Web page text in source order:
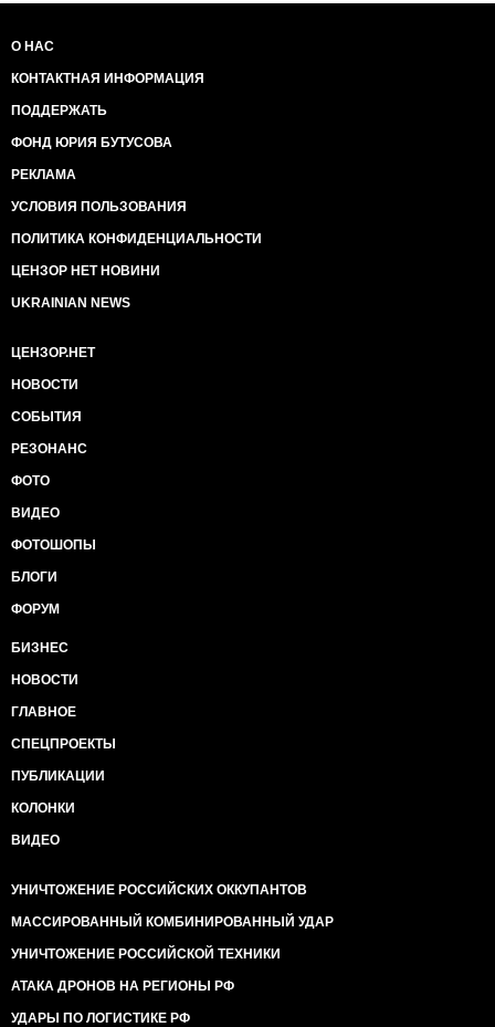
О НАС
КОНТАКТНАЯ ИНФОРМАЦИЯ
ПОДДЕРЖАТЬ
ФОНД ЮРИЯ БУТУСОВА
РЕКЛАМА
УСЛОВИЯ ПОЛЬЗОВАНИЯ
ПОЛИТИКА КОНФИДЕНЦИАЛЬНОСТИ
ЦЕНЗОР НЕТ НОВИНИ
UKRAINIAN NEWS
ЦЕНЗОР.НЕТ
НОВОСТИ
СОБЫТИЯ
РЕЗОНАНС
ФОТО
ВИДЕО
ФОТОШОПЫ
БЛОГИ
ФОРУМ
БИЗНЕС
НОВОСТИ
ГЛАВНОЕ
СПЕЦПРОЕКТЫ
ПУБЛИКАЦИИ
КОЛОНКИ
ВИДЕО
УНИЧТОЖЕНИЕ РОССИЙСКИХ ОККУПАНТОВ
МАССИРОВАННЫЙ КОМБИНИРОВАННЫЙ УДАР
УНИЧТОЖЕНИЕ РОССИЙСКОЙ ТЕХНИКИ
АТАКА ДРОНОВ НА РЕГИОНЫ РФ
УДАРЫ ПО ЛОГИСТИКЕ РФ